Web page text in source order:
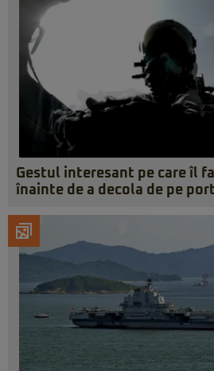
Gestul interesant pe care îl
înainte de a decola de pe